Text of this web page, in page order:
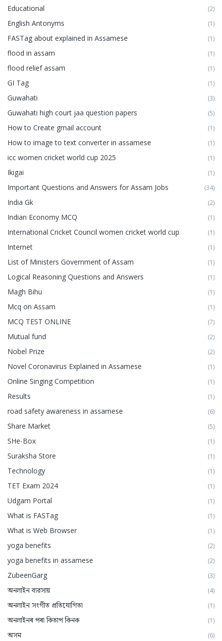
Educational (2)
English Antonyms (1)
FASTag about explained in Assamese (1)
flood in assam (1)
flood relief assam (1)
GI Tag (1)
Guwahati (3)
Guwahati high court jaa question papers (5)
How to Create gmail account (1)
How to image to text converter in assamese (1)
icc women cricket world cup 2025 (1)
Ikigai (1)
Important Questions and Answers for Assam Jobs (34)
India Gk (2)
Indian Economy MCQ (1)
International Cricket Council women cricket world cup (1)
Internet (1)
List of Ministers Government of Assam (1)
Logical Reasoning Questions and Answers (1)
Magh Bihu (1)
Mcq on Assam (1)
MCQ TEST ONLINE (7)
Mutual fund (2)
Nobel Prize (2)
Novel Coronavirus Explained in Assamese (1)
Online Singing Competition (1)
Results (1)
road safety awareness in assamese (6)
Share Market (5)
SHe-Box (1)
Suraksha Store (1)
Technology (1)
TET Exam 2024 (1)
Udgam Portal (1)
What is FASTag (1)
What is Web Browser (1)
yoga benefits (2)
yoga benefits in assamese (2)
ZubeenGarg (3)
অনলাইন ব্যৱসায় (4)
অনলাইন সংগীত প্ৰতিযোগিতা (1)
অনলাইনৰ পৰা কিতাপ কিনক (1)
অসম (6)